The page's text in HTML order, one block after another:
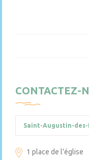
CONTACTEZ-
Saint-Augustin-des-
1 place de l’église